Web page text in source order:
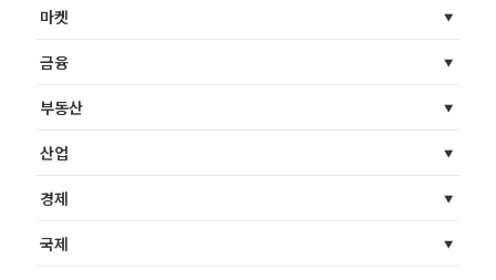
마켓
금융
부동산
산업
경제
국제